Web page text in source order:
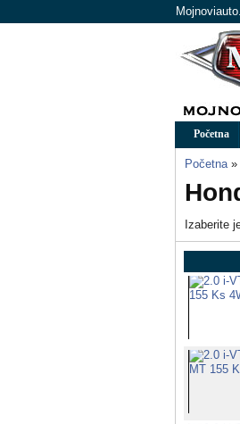
Početna
Početna »
Izaberite